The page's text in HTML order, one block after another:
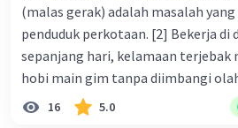
(malas gerak) adalah masalah
penduduk perkotaan. [2] Bekerja di
sepanjang hari, kelamaan terjebak
hobi main gim tanpa diimbangi
bentuk dari gaya hidup sedentari.
salah satu orang yang sering
16 5.0